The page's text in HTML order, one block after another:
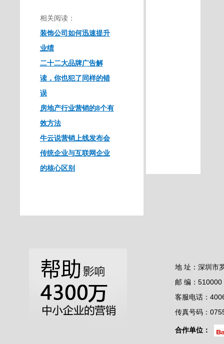
相关阅读：
装饰公司如何迅速提升
业绩
二十二大品牌广告解
读，你也犯了同样的错
误
房地产行业营销的8个有
效方法
牛云说营销上线发布会
传统企业与互联网企业
的核心区别
地 址：深圳市
邮 编：510000
客服电话：
传真号码：
合作单位：